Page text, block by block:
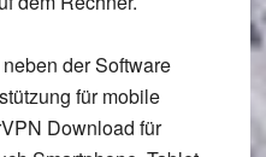
der Software
für mobile
Download für